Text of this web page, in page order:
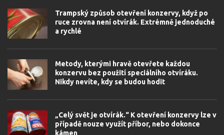
Trampský způsob otevření konzervy, když po
ruce zrovna není otvírák. Extrémně jednoduché
a rychlé
Metody, kterými hravě otevřete každou
konzervu bez použití speciálního otvíráku.
Nikdy nevíte, kdy se budou hodit
„Celý svět je otvírák.“ K otevření konzervy lze v
případě nouze využít příbor, nebo dokonce
kámen